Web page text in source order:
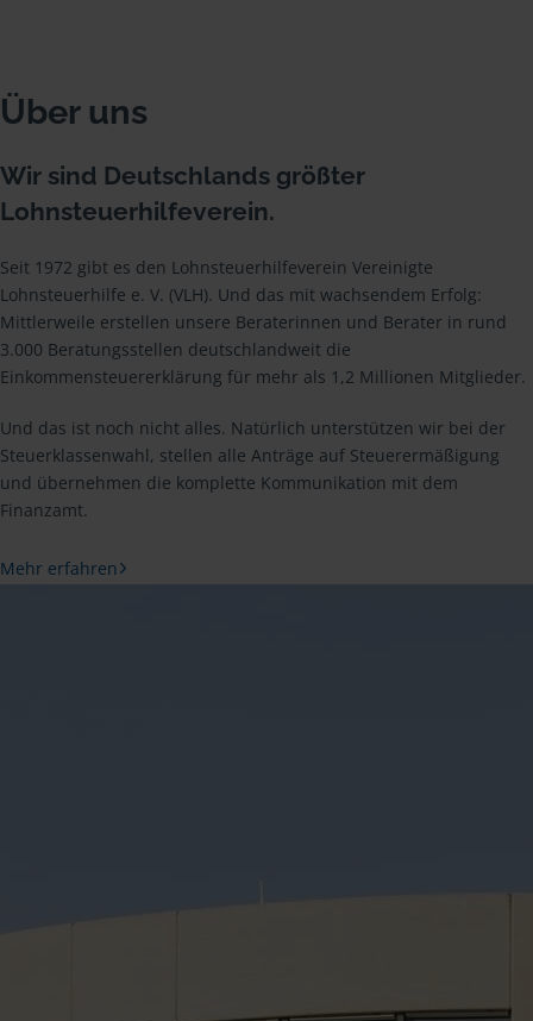
Über uns
Wir sind Deutschlands größter
Lohnsteuerhilfeverein.
Seit 1972 gibt es den Lohnsteuerhilfeverein Vereinigte
Lohnsteuerhilfe e. V. (VLH). Und das mit wachsendem Erfolg:
Mittlerweile erstellen unsere Beraterinnen und Berater in rund
3.000 Beratungsstellen deutschlandweit die
Einkommensteuererklärung für mehr als 1,2 Millionen Mitglieder.
Und das ist noch nicht alles. Natürlich unterstützen wir bei der
Steuerklassenwahl, stellen alle Anträge auf Steuerermäßigung
und übernehmen die komplette Kommunikation mit dem
Finanzamt.
Mehr erfahren